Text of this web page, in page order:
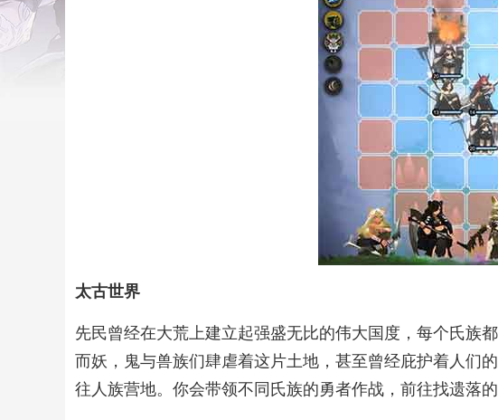
太古世界
先民曾经在大荒上建立起强盛无比的伟大国度，每个氏族
而妖，鬼与兽族们肆虐着这片土地，甚至曾经庇护着人们
往人族营地。你会带领不同氏族的勇者作战，前往找遗